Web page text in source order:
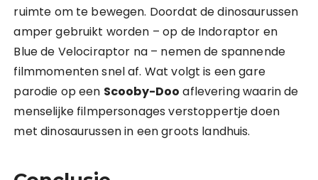
ruimte om te bewegen. Doordat de dinosaurussen
amper gebruikt worden – op de Indoraptor en
Blue de Velociraptor na – nemen de spannende
filmmomenten snel af. Wat volgt is een gare
parodie op een Scooby-Doo aflevering waarin de
menselijke filmpersonages verstoppertje doen
met dinosaurussen in een groots landhuis.